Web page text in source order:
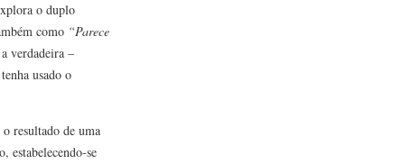
o duplo
como “Parece
verdadeira –
usado o
resultado de uma
estabelecendo-se